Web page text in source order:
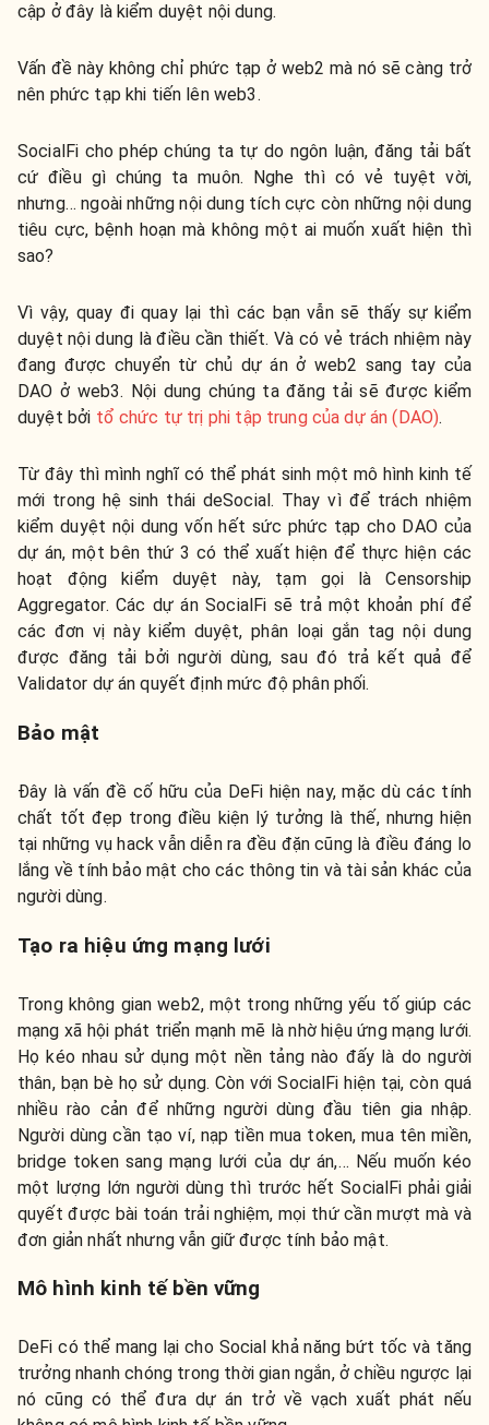
cập ở đây là kiểm duyệt nội dung.
Vấn đề này không chỉ phức tạp ở web2 mà nó sẽ càng trở
nên phức tạp khi tiến lên web3.
SocialFi cho phép chúng ta tự do ngôn luận, đăng tải bất
cứ điều gì chúng ta muôn. Nghe thì có vẻ tuyệt vời,
nhưng… ngoài những nội dung tích cực còn những nội dung
tiêu cực, bệnh hoạn mà không một ai muốn xuất hiện thì
sao?
Vì vậy, quay đi quay lại thì các bạn vẫn sẽ thấy sự kiểm
duyệt nội dung là điều cần thiết. Và có vẻ trách nhiệm này
đang được chuyển từ chủ dự án ở web2 sang tay của
DAO ở web3. Nội dung chúng ta đăng tải sẽ được kiểm
duyệt bởi tổ chức tự trị phi tập trung của dự án (DAO).
Từ đây thì mình nghĩ có thể phát sinh một mô hình kinh tế
mới trong hệ sinh thái deSocial. Thay vì để trách nhiệm
kiểm duyệt nội dung vốn hết sức phức tạp cho DAO của
dự án, một bên thứ 3 có thể xuất hiện để thực hiện các
hoạt động kiểm duyệt này, tạm gọi là Censorship
Aggregator. Các dự án SocialFi sẽ trả một khoản phí để
các đơn vị này kiểm duyệt, phân loại gắn tag nội dung
được đăng tải bởi người dùng, sau đó trả kết quả để
Validator dự án quyết định mức độ phân phối.
Bảo mật
Đây là vấn đề cố hữu của DeFi hiện nay, mặc dù các tính
chất tốt đẹp trong điều kiện lý tưởng là thế, nhưng hiện
tại những vụ hack vẫn diễn ra đều đặn cũng là điều đáng lo
lắng về tính bảo mật cho các thông tin và tài sản khác của
người dùng.
Tạo ra hiệu ứng mạng lưới
Trong không gian web2, một trong những yếu tố giúp các
mạng xã hội phát triển mạnh mẽ là nhờ hiệu ứng mạng lưới.
Họ kéo nhau sử dụng một nền tảng nào đấy là do người
thân, bạn bè họ sử dụng. Còn với SocialFi hiện tại, còn quá
nhiều rào cản để những người dùng đầu tiên gia nhập.
Người dùng cần tạo ví, nạp tiền mua token, mua tên miền,
bridge token sang mạng lưới của dự án,… Nếu muốn kéo
một lượng lớn người dùng thì trước hết SocialFi phải giải
quyết được bài toán trải nghiệm, mọi thứ cần mượt mà và
đơn giản nhất nhưng vẫn giữ được tính bảo mật.
Mô hình kinh tế bền vững
DeFi có thể mang lại cho Social khả năng bứt tốc và tăng
trưởng nhanh chóng trong thời gian ngắn, ở chiều ngược lại
nó cũng có thể đưa dự án trở về vạch xuất phát nếu